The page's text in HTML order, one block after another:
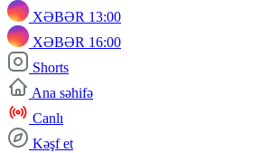
XƏBƏR 13:00
XƏBƏR 16:00
Shorts
Ana səhifə
Canlı
Kəşf et